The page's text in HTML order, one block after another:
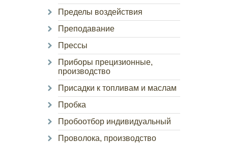
Пределы воздействия
Преподавание
Прессы
Приборы прецизионные,
производство
Присадки к топливам и маслам
Пробка
Пробоотбор индивидуальный
Проволока, производство